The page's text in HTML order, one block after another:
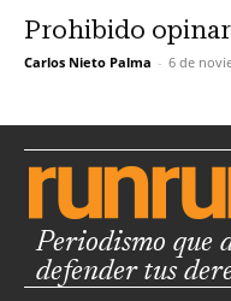
Prohibido
Carlos Nieto Palma - 6 de
Periodismo que
defender tus